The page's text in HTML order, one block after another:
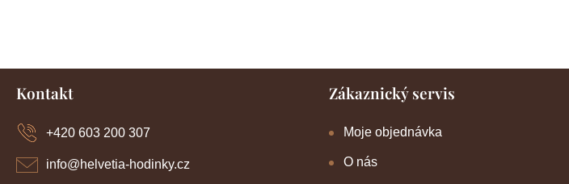
Kontakt
info@helvetia-hodinky.cz
+420 603 200 307
Zákaznický servis
Moje objednávka
O nás